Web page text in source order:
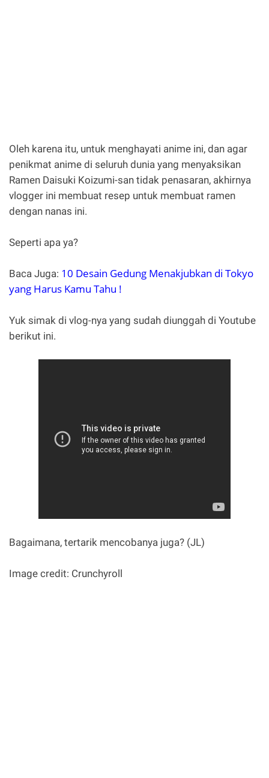
Oleh karena itu, untuk menghayati anime ini, dan agar
penikmat anime di seluruh dunia yang menyaksikan
Ramen Daisuki Koizumi-san tidak penasaran, akhirnya
vlogger ini membuat resep untuk membuat ramen
dengan nanas ini.
Seperti apa ya?
Baca Juga: 10 Desain Gedung Menakjubkan di Tokyo
yang Harus Kamu Tahu !
Yuk simak di vlog-nya yang sudah diunggah di Youtube
berikut ini.
Bagaimana, tertarik mencobanya juga? (JL)
Image credit: Crunchyroll